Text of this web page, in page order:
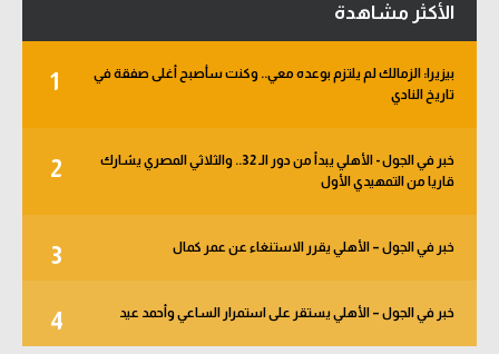
الأكثر مشاهدة
1
بيزيرا: الزمالك لم يلتزم بوعده معي.. وكنت سأصبح أغلى صفقة في
تاريخ النادي
2
خبر في الجول - الأهلي يبدأ من دور الـ 32.. والثلاثي المصري يشارك
قاريا من التمهيدي الأول
3 خبر في الجول – الأهلي يقرر الاستنغاء عن عمر كمال
4 خبر في الجول – الأهلي يستقر على استمرار الساعي وأحمد عيد